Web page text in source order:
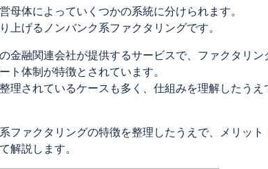
母体によっていくつかの系統に分けられます。
上げるノンバンク系ファクタリングです。
金融関連会社が提供するサービスで、ファクタリ
ト体制が特徴とされています。
理されているケースも多く、仕組みを理解したうえ
ファクタリングの特徴を整理したうえで、メリット
解説します。